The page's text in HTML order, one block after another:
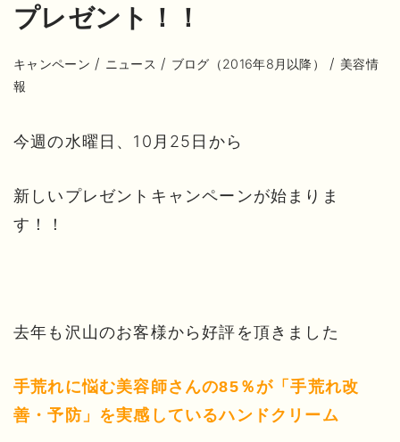
プレゼント！！
キャンペーン / ニュース / ブログ（2016年8月以降） / 美容情
報
今週の水曜日、10月25日から
新しいプレゼントキャンペーンが始まりま
す！！
去年も沢山のお客様から好評を頂きました
手荒れに悩む美容師さんの85％が「手荒れ改
善・予防」を実感しているハンドクリーム